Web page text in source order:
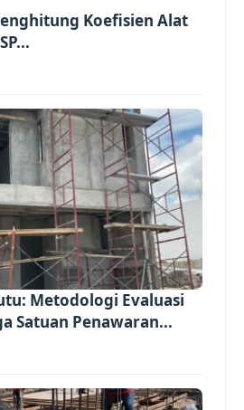
Koefisien Alat
Metodologi Evaluasi
Satuan Penawaran...